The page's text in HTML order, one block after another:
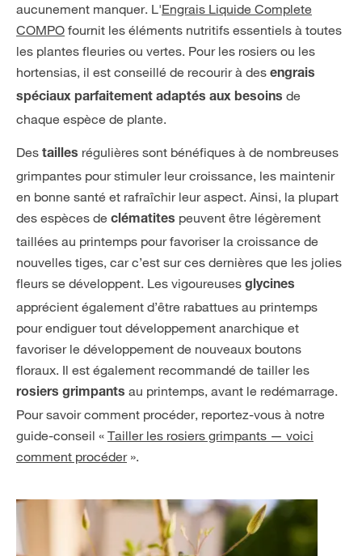
aucunement manquer. L'Engrais Liquide Complete
COMPO fournit les éléments nutritifs essentiels à toutes
les plantes fleuries ou vertes. Pour les rosiers ou les
hortensias, il est conseillé de recourir à des engrais
spéciaux parfaitement adaptés aux besoins de
chaque espèce de plante.
Des tailles régulières sont bénéfiques à de nombreuses
grimpantes pour stimuler leur croissance, les maintenir
en bonne santé et rafraîchir leur aspect. Ainsi, la plupart
des espèces de clématites peuvent être légèrement
taillées au printemps pour favoriser la croissance de
nouvelles tiges, car c’est sur ces dernières que les jolies
fleurs se développent. Les vigoureuses glycines
apprécient également d’être rabattues au printemps
pour endiguer tout développement anarchique et
favoriser le développement de nouveaux boutons
floraux. Il est également recommandé de tailler les
rosiers grimpants au printemps, avant le redémarrage.
Pour savoir comment procéder, reportez-vous à notre
guide-conseil « Tailler les rosiers grimpants — voici
comment procéder».